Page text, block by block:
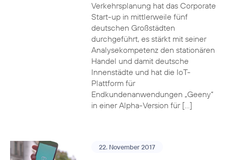
Verkehrsplanung hat das Corporate
Start-up in mittlerweile fünf
deutschen Großstädten
durchgeführt, es stärkt mit seiner
Analysekompetenz den stationären
Handel und damit deutsche
Innenstädte und hat die IoT-
Plattform für
Endkundenanwendungen „Geeny“
in einer Alpha-Version für […]
22. November 2017